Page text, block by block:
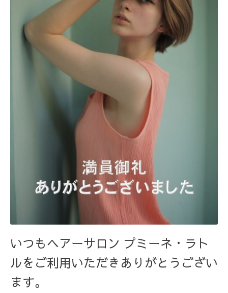
いつもヘアーサロン プミーネ・ラト
ルをご利用いただきありがとうござい
ます。